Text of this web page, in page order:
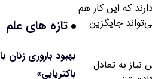
که این کار هم
جایگزین
به تعادل
تازه های علم
باکتریایی»